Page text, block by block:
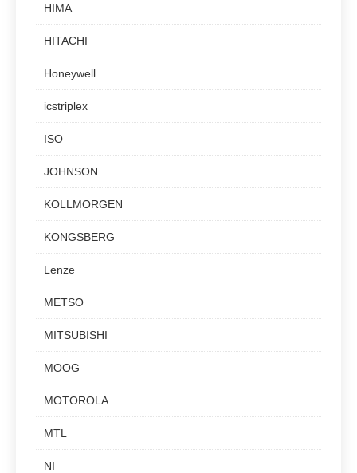
HIMA
HITACHI
Honeywell
icstriplex
ISO
JOHNSON
KOLLMORGEN
KONGSBERG
Lenze
METSO
MITSUBISHI
MOOG
MOTOROLA
MTL
NI